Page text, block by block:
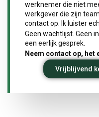
werknemer die niet
werkgever die zijn
contact op. Ik luister
Geen wachtlijst. Geen
een eerlijk gesprek.
Neem contact op,
Vrijblijvend